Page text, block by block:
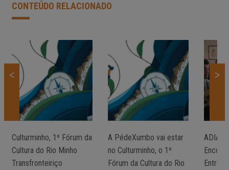
CONTEÚDO RELACIONADO
< >
Culturminho, 1º Fórum da
Cultura do Rio Minho
Transfronteiriço
A PédeXumbo vai estar
no Culturminho, o 1º
Fórum da Cultura do Rio
Entre